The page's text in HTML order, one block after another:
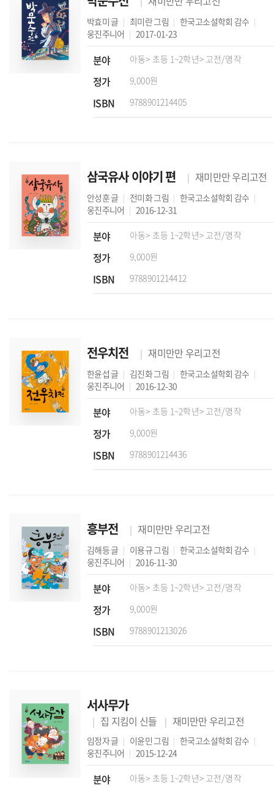
박효미 글 최미란그림 한국고소설학회 감수
웅진주니어
2017-01-23
분야 아동> 초등 1~2학년> 고전/명작
정가 9,000원
ISBN 9788901214405
삼국유사 이야기 편 재미만만 우리고전
안성훈글 전미화그림 한국고소설학회 감수
웅진주니어
2016-12-31
분야 아동> 초등 1~2학년> 고전/명작
정가 9,000원
ISBN 9788901214412
전우치전 재미만만 우리고전
한윤섭 글 김진화그림 한국고소설학회 감수
웅진주니어
2016-12-30
분야 아동> 초등 1~2학년> 고전/명작
정가 9,000원
ISBN 9788901214436
흥부전 재미만만 우리고전
김해등글 이용규그림 한국고소설학회 감수
웅진주니어
2016-11-30
분야 아동> 초등 1~2학년> 고전/명작
정가 9,000원
ISBN 9788901213026
서사무가
집 지킴이 신들 재미만만 우리고전
임정자글 이윤민그림 한국고소설학회 감수
웅진주니어
2015-12-24
분야 아동> 초등 1~2학년> 고전/명작